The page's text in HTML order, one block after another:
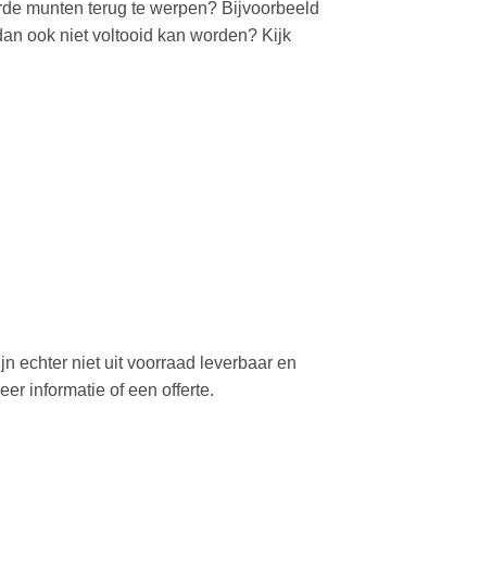
munten terug te werpen? Bijvoorbeeld
ook niet voltooid kan worden? Kijk
echter niet uit voorraad leverbaar en
informatie of een offerte.